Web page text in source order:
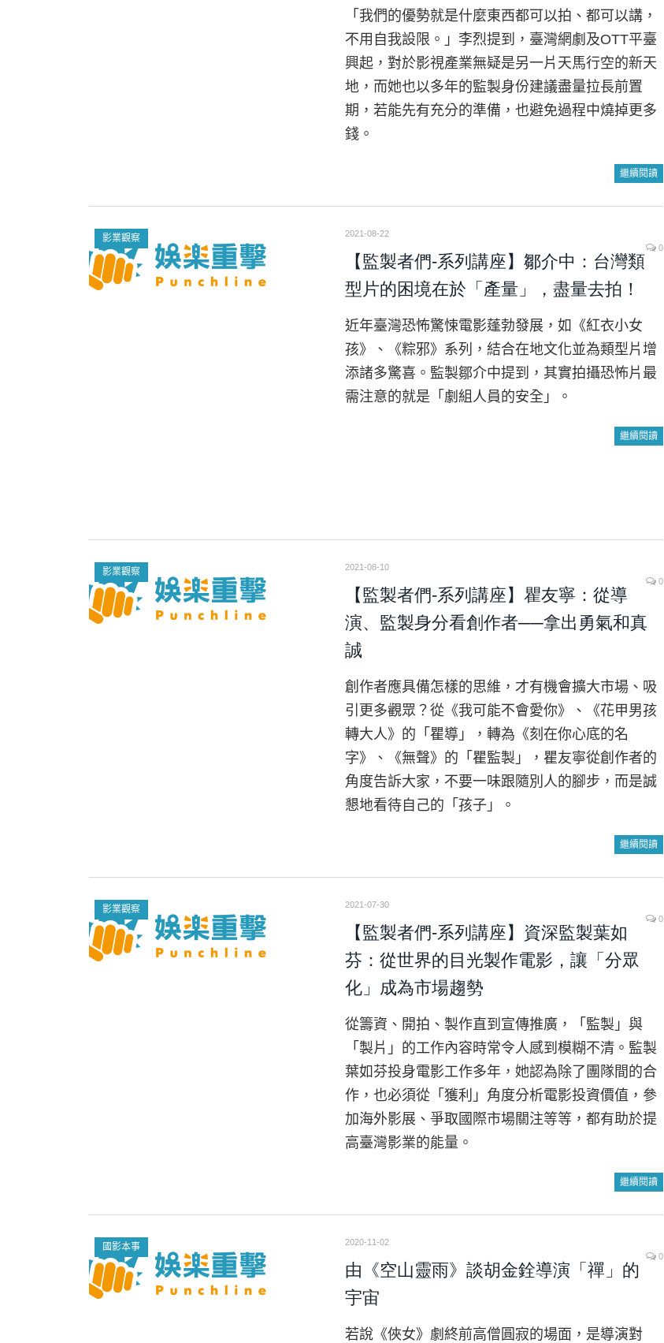
「我們的優勢就是什麼東西都可以拍、都可以講，
不用自我設限。」李烈提到，臺灣網劇及OTT平臺
興起，對於影視產業無疑是另一片天馬行空的新天
地，而她也以多年的監製身份建議盡量拉長前置
期，若能先有充分的準備，也避免過程中燒掉更多
錢。
繼續閱讀
影業觀察
2021-08-22
0
【監製者們-系列講座】鄒介中：台灣類
型片的困境在於「產量」，盡量去拍！
近年臺灣恐怖驚悚電影蓬勃發展，如《紅衣小女
孩》、《粽邪》系列，結合在地文化並為類型片增
添諸多驚喜。監製鄒介中提到，其實拍攝恐怖片最
需注意的就是「劇組人員的安全」。
繼續閱讀
影業觀察
2021-08-10
0
【監製者們-系列講座】瞿友寧：從導
演、監製身分看創作者──拿出勇氣和真
誠
創作者應具備怎樣的思維，才有機會擴大市場、吸
引更多觀眾？從《我可能不會愛你》、《花甲男孩
轉大人》的「瞿導」，轉為《刻在你心底的名
字》、《無聲》的「瞿監製」，瞿友寧從創作者的
角度告訴大家，不要一味跟隨別人的腳步，而是誠
懇地看待自己的「孩子」。
繼續閱讀
影業觀察
2021-07-30
0
【監製者們-系列講座】資深監製葉如
芬：從世界的目光製作電影，讓「分眾
化」成為市場趨勢
從籌資、開拍、製作直到宣傳推廣，「監製」與
「製片」的工作內容時常令人感到模糊不清。監製
葉如芬投身電影工作多年，她認為除了團隊間的合
作，也必須從「獲利」角度分析電影投資價值，參
加海外影展、爭取國際市場關注等等，都有助於提
高臺灣影業的能量。
繼續閱讀
國影本事
2020-11-02
0
由《空山靈雨》談胡金銓導演「禪」的
宇宙
若說《俠女》劇終前高僧圓寂的場面，是導演對